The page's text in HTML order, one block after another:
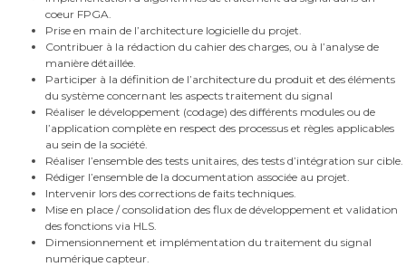
coeur FPGA.
Prise en main de l’architecture logicielle du projet.
Contribuer à la rédaction du cahier des charges, ou à l’analyse de
manière détaillée.
Participer à la définition de l’architecture du produit et des éléments
du système concernant les aspects traitement du signal
Réaliser le développement (codage) des différents modules ou de
l’application complète en respect des processus et règles applicables
au sein de la société.
Réaliser l’ensemble des tests unitaires, des tests d’intégration sur cible.
Rédiger l’ensemble de la documentation associée au projet.
Intervenir lors des corrections de faits techniques.
Mise en place / consolidation des flux de développement et validation
des fonctions via HLS.
Dimensionnement et implémentation du traitement du signal
numérique capteur.